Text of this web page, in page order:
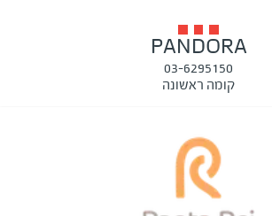
PANDORA
03-6295150
קומה ראשונה